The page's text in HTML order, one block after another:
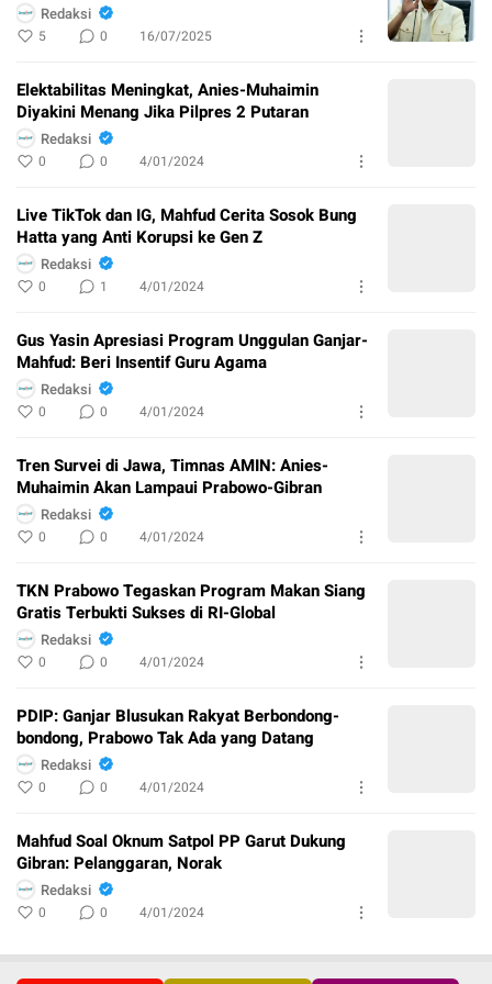
Redaksi
5 0 16/07/2025
Elektabilitas Meningkat, Anies-Muhaimin
Diyakini Menang Jika Pilpres 2 Putaran
Redaksi
0 0 4/01/2024
Live TikTok dan IG, Mahfud Cerita Sosok Bung
Hatta yang Anti Korupsi ke Gen Z
Redaksi
0 1 4/01/2024
Gus Yasin Apresiasi Program Unggulan Ganjar-
Mahfud: Beri Insentif Guru Agama
Redaksi
0 0 4/01/2024
Tren Survei di Jawa, Timnas AMIN: Anies-
Muhaimin Akan Lampaui Prabowo-Gibran
Redaksi
0 0 4/01/2024
TKN Prabowo Tegaskan Program Makan Siang
Gratis Terbukti Sukses di RI-Global
Redaksi
0 0 4/01/2024
PDIP: Ganjar Blusukan Rakyat Berbondong-
bondong, Prabowo Tak Ada yang Datang
Redaksi
0 0 4/01/2024
Mahfud Soal Oknum Satpol PP Garut Dukung
Gibran: Pelanggaran, Norak
Redaksi
0 0 4/01/2024